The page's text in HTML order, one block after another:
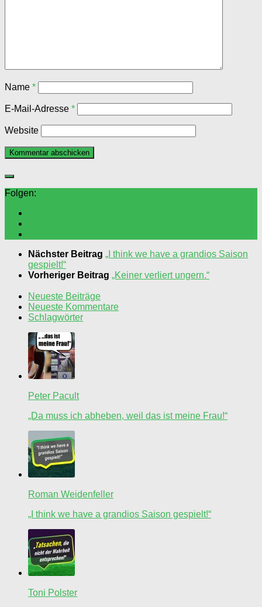
Name *
E-Mail-Adresse *
Website
Folgen:
Nächster Beitrag „I think we have a grandios Saison
gespielt!“
Vorheriger Beitrag „Keiner verliert ungern.“
Neueste Beiträge
Neueste Kommentare
Schlagwörter
Peter Pacult
„Da muss ich abheben, weil das ist meine Frau!“
Roman Weidenfeller
„I think we have a grandios Saison gespielt!“
Toni Polster